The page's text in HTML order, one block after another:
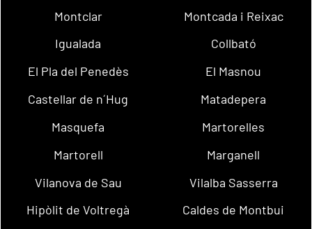
Montclar
Montcada i Reixac
Igualada
Collbató
El Pla del Penedès
El Masnou
Castellar de n´Hug
Matadepera
Masquefa
Martorelles
Martorell
Marganell
Vilanova de Sau
Vilalba Sasserra
Hipòlit de Voltregà
Caldes de Montbui